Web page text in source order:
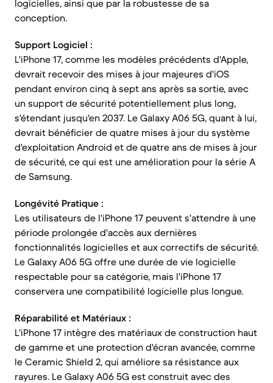
logicielles, ainsi que par la robustesse de sa
conception.
Support Logiciel :
L'iPhone 17, comme les modèles précédents d'Apple,
devrait recevoir des mises à jour majeures d'iOS
pendant environ cinq à sept ans après sa sortie, avec
un support de sécurité potentiellement plus long,
s'étendant jusqu'en 2037. Le Galaxy A06 5G, quant à lui,
devrait bénéficier de quatre mises à jour du système
d'exploitation Android et de quatre ans de mises à jour
de sécurité, ce qui est une amélioration pour la série A
de Samsung.
Longévité Pratique :
Les utilisateurs de l'iPhone 17 peuvent s'attendre à une
période prolongée d'accès aux dernières
fonctionnalités logicielles et aux correctifs de sécurité.
Le Galaxy A06 5G offre une durée de vie logicielle
respectable pour sa catégorie, mais l'iPhone 17
conservera une compatibilité logicielle plus longue.
Réparabilité et Matériaux :
L'iPhone 17 intègre des matériaux de construction haut
de gamme et une protection d'écran avancée, comme
le Ceramic Shield 2, qui améliore sa résistance aux
rayures. Le Galaxy A06 5G est construit avec des